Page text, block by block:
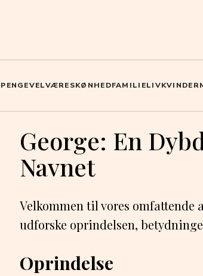
PENGEVELVÆRESKØNHEDFAMILIELIVKVINDER
George: En
Navnet
Velkommen til vores omfattende
udforske oprindelsen,
Oprindelse